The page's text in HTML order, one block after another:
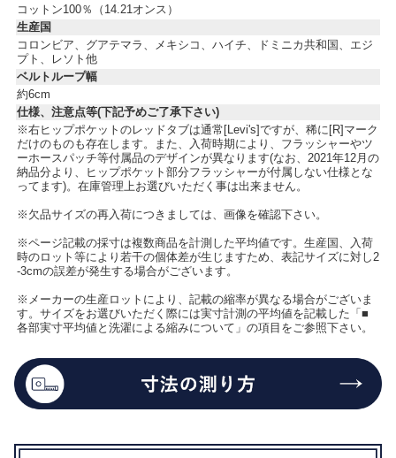
コットン100％（14.21オンス）
生産国
コロンビア、グアテマラ、メキシコ、ハイチ、ドミニカ共和国、エジ
プト、レソト他
ベルトループ幅
約6cm
仕様、注意点等(下記予めご了承下さい)
※右ヒップポケットのレッドタブは通常[Levi's]ですが、稀に[R]マーク
だけのものも存在します。また、入荷時期により、フラッシャーやツ
ーホースパッチ等付属品のデザインが異なります(なお、2021年12月の
納品分より、ヒップポケット部分フラッシャーが付属しない仕様とな
ってます)。在庫管理上お選びいただく事は出来ません。
※欠品サイズの再入荷につきましては、画像を確認下さい。
※ページ記載の採寸は複数商品を計測した平均値です。生産国、入荷
時のロット等により若干の個体差が生じますため、表記サイズに対し2
-3cmの誤差が発生する場合がございます。
※メーカーの生産ロットにより、記載の縮率が異なる場合がございま
す。サイズをお選びいただく際には実寸計測の平均値を記載した「■
各部実寸平均値と洗濯による縮みについて」の項目をご参照下さい。